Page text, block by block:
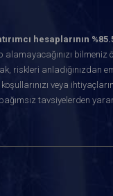
hesaplarının
bilmeniz
riskleri anladığınızdan
veya
tavsiyelerden